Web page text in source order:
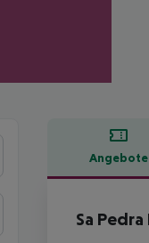
Angebote
Sa Pedra